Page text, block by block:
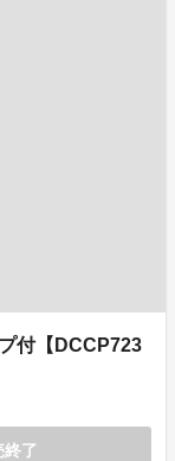
付【DCCP723
終了